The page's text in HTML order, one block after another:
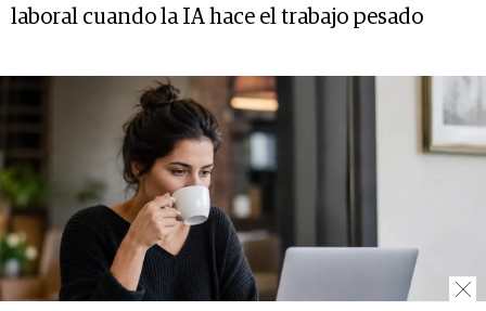
laboral cuando la IA hace el trabajo pesado